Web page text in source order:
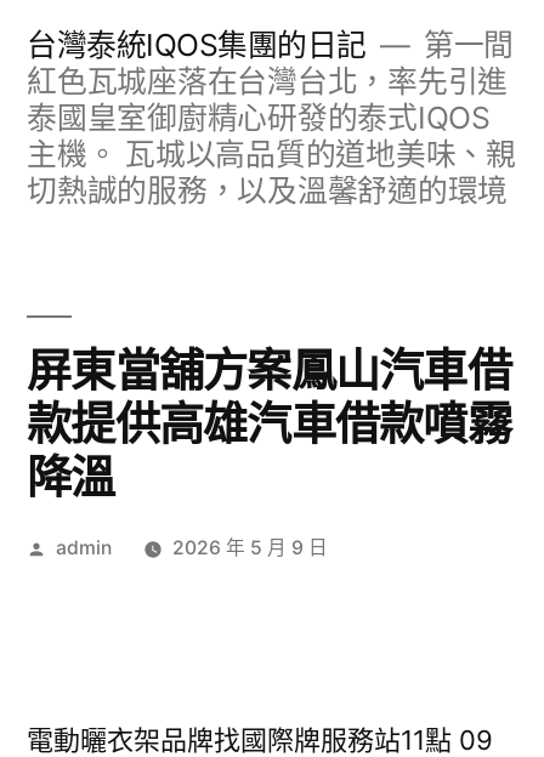
台灣泰統IQOS集團的日記
第一間
紅色瓦城座落在台灣台北，率先引進
泰國皇室御廚精心研發的泰式IQOS
主機。 瓦城以高品質的道地美味、親
切熱誠的服務，以及溫馨舒適的環境
屏東當舖方案鳳山汽車借
款提供高雄汽車借款噴霧
降溫
作
admin 2026 年 5 月 9 日
電動曬衣架品牌找國際牌服務站11點 09